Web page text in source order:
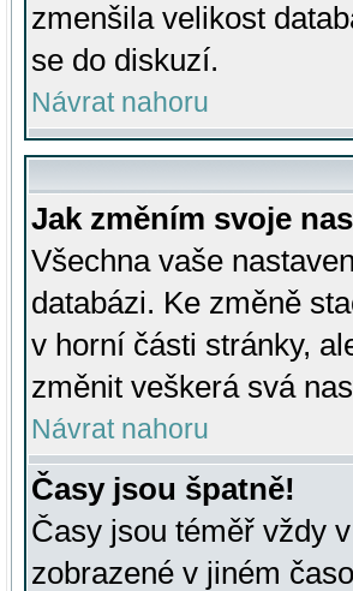
zmenšila velikost
se do diskuzí.
Návrat nahoru
Jak změním svoje
Všechna vaše
databázi. Ke změně
v horní části stránky,
změnit veškerá svá
Návrat nahoru
Časy jsou špatně!
Časy jsou téměř vždy
zobrazené v jiném